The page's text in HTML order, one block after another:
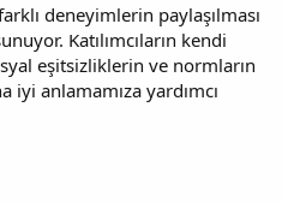
deneyimlerin paylaşılması
Katılımcıların kendi
eşitsizliklerin ve normların
anlamamıza yardımcı